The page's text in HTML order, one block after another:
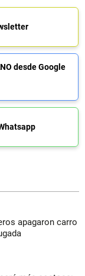
desde Google
apagaron carro